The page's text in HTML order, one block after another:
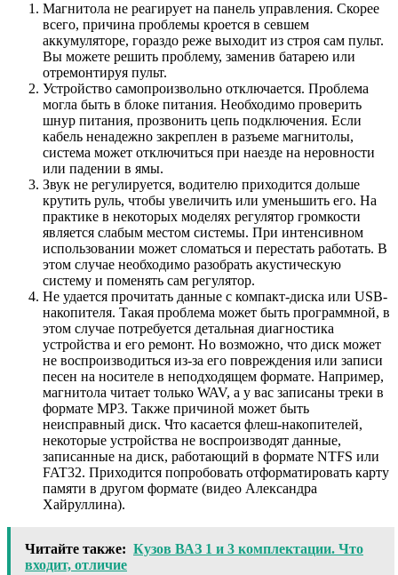
Магнитола не реагирует на панель управления. Скорее
всего, причина проблемы кроется в севшем
аккумуляторе, гораздо реже выходит из строя сам пульт.
Вы можете решить проблему, заменив батарею или
отремонтируя пульт.
Устройство самопроизвольно отключается. Проблема
могла быть в блоке питания. Необходимо проверить
шнур питания, прозвонить цепь подключения. Если
кабель ненадежно закреплен в разъеме магнитолы,
система может отключиться при наезде на неровности
или падении в ямы.
Звук не регулируется, водителю приходится дольше
крутить руль, чтобы увеличить или уменьшить его. На
практике в некоторых моделях регулятор громкости
является слабым местом системы. При интенсивном
использовании может сломаться и перестать работать. В
этом случае необходимо разобрать акустическую
систему и поменять сам регулятор.
Не удается прочитать данные с компакт-диска или USB-
накопителя. Такая проблема может быть программной, в
этом случае потребуется детальная диагностика
устройства и его ремонт. Но возможно, что диск может
не воспроизводиться из-за его повреждения или записи
песен на носителе в неподходящем формате. Например,
магнитола читает только WAV, а у вас записаны треки в
формате MP3. Также причиной может быть
неисправный диск. Что касается флеш-накопителей,
некоторые устройства не воспроизводят данные,
записанные на диск, работающий в формате NTFS или
FAT32. Приходится попробовать отформатировать карту
памяти в другом формате (видео Александра
Хайруллина).
Читайте также: Кузов ВАЗ 1 и 3 комплектации. Что
входит, отличие